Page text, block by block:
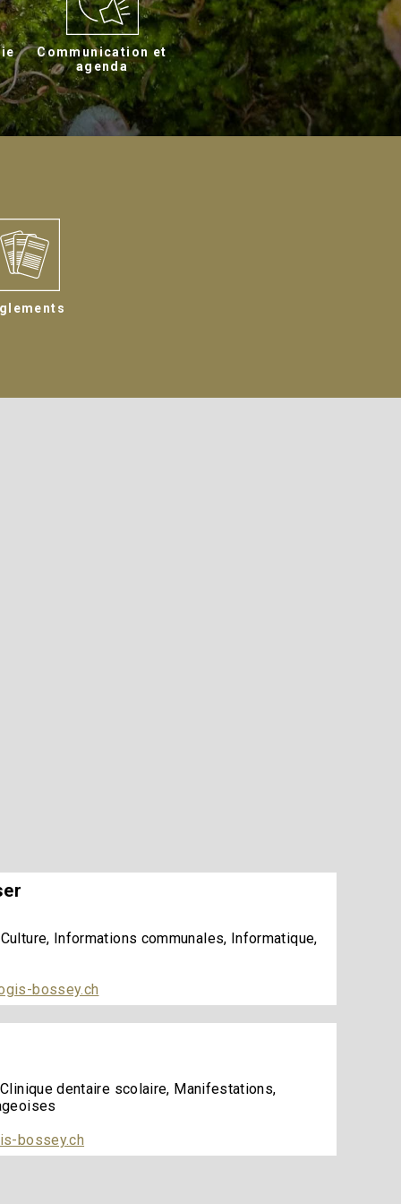
Communication et
agenda
Informations communales, Informatique,
bossey.ch
dentaire scolaire, Manifestations,
bossey.ch